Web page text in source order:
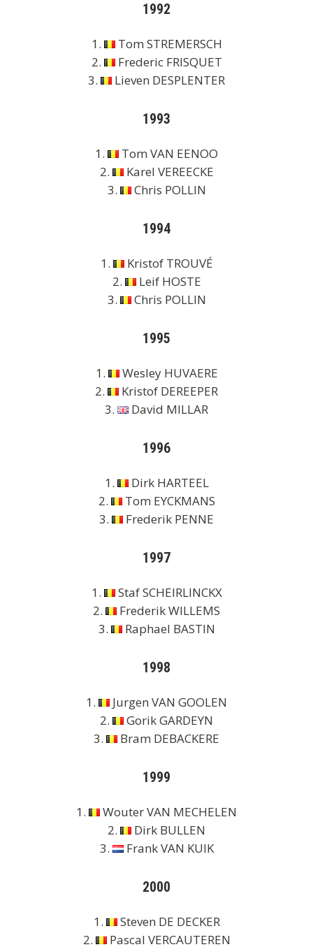
1992
1.
Tom STREMERSCH
2.
Frederic FRISQUET
3.
Lieven DESPLENTER
1993
1.
Tom VAN EENOO
2.
Karel VEREECKE
3.
Chris POLLIN
1994
1.
Kristof TROUVÉ
2.
Leif HOSTE
3.
Chris POLLIN
1995
1.
Wesley HUVAERE
2.
Kristof DEREEPER
3.
David MILLAR
1996
1.
Dirk HARTEEL
2.
Tom EYCKMANS
3.
Frederik PENNE
1997
1.
Staf SCHEIRLINCKX
2.
Frederik WILLEMS
3.
Raphael BASTIN
1998
1.
Jurgen VAN GOOLEN
2.
Gorik GARDEYN
3.
Bram DEBACKERE
1999
1.
Wouter VAN MECHELEN
2.
Dirk BULLEN
3.
Frank VAN KUIK
2000
1.
Steven DE DECKER
2.
Pascal VERCAUTEREN